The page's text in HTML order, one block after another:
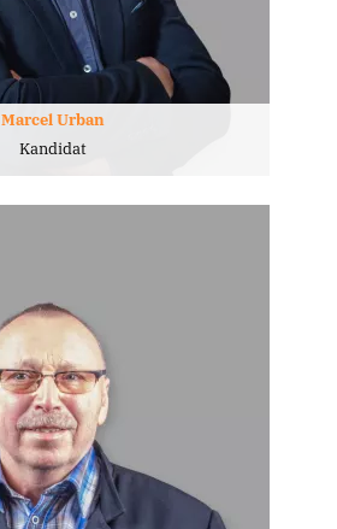
Marcel Urban
Kandidat